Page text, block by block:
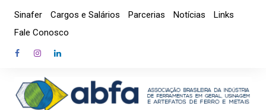
content
Sinafer Cargos e Salários Parcerias Notícias
Links
Fale Conosco